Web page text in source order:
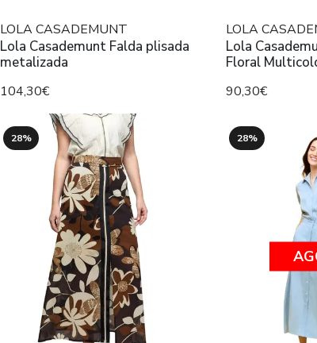
LOLA CASADEMUNT
Lola Casademunt Falda plisada
metalizada
104,30€
LOLA
Lola
Floral
90,30€
28% 28%